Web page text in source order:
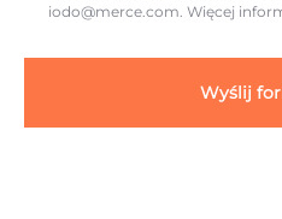
iodo@merce.com . Więcej
Wyślij